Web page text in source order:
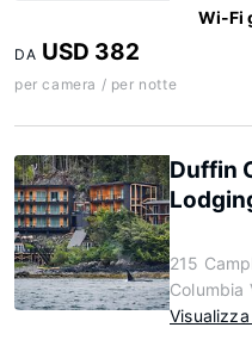
Wi-Fi
DA USD 382
per camera / per notte
Duffin
215
Columbia